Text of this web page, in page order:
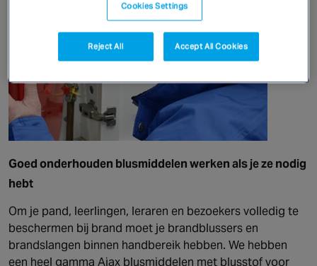
Goed onderhouden blusmiddelen werken als je ze nodig
hebt
Om je pand, leerlingen, leraren en bezoekers volledig te
beschermen bij brand moet je brandblussers en
brandslangen binnen handbereik hebben. We hebben
een heel gamma Ajax blusmiddelen met blusstof voor
Cookies Settings
Reject All Accept All Cookies